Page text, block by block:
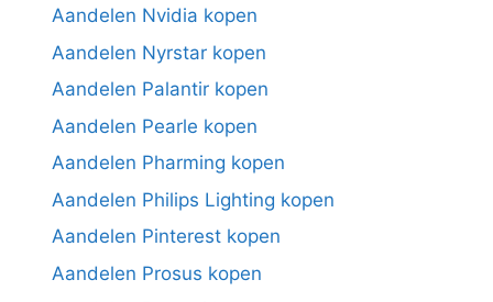
Aandelen Nvidia kopen
Aandelen Nyrstar kopen
Aandelen Palantir kopen
Aandelen Pearle kopen
Aandelen Pharming kopen
Aandelen Philips Lighting kopen
Aandelen Pinterest kopen
Aandelen Prosus kopen